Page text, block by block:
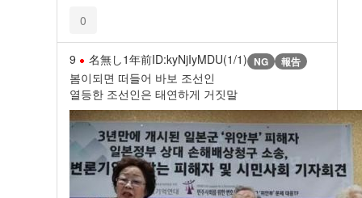
0
9 名無し1年前ID:kyNjIyMDU(1/1) NG 報告
봄이되면 떠들어 바보 조선인
열등한 조선인은 태연하게 거짓말